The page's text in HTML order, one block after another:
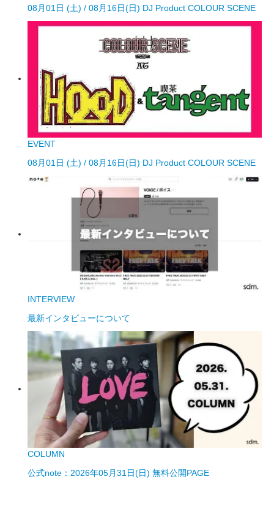
08月01日 (土) / 08月16日(日) DJ Product COLOUR SCENE
EVENT
08月01日 (土) / 08月16日(日) DJ Product COLOUR SCENE
INTERVIEW
最新インタビューについて
COLUMN
公式note：2026年05月31日(日) 無料公開PAGE